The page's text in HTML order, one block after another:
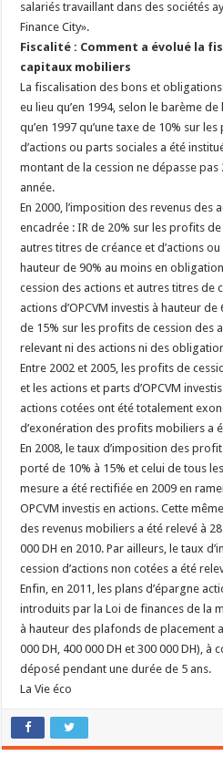
salariés travaillant dans des sociétés
Finance City».
Fiscalité : Comment a évolué la
capitaux mobiliers
La fiscalisation des bons et obligations
eu lieu qu’en 1994, selon le barème de
qu’en 1997 qu’une taxe de 10% sur
d’actions ou parts sociales a été
montant de la cession ne dépasse pas
année.
En 2000, l’imposition des revenus des
encadrée : IR de 20% sur les profits
autres titres de créance et d’actions ou
hauteur de 90% au moins en
cession des actions et autres titres de
actions d’OPCVM investis à hauteur
de 15% sur les profits de cession des
relevant ni des actions ni des
Entre 2002 et 2005, les profits de
et les actions et parts d’OPCVM
actions cotées ont été totalement
d’exonération des profits mobiliers a
En 2008, le taux d’imposition des
porté de 10% à 15% et celui de tous
mesure a été rectifiée en 2009 en
OPCVM investis en actions. Cette
des revenus mobiliers a été relevé à
000 DH en 2010. Par ailleurs, le taux
cession d’actions non cotées a été
Enfin, en 2011, les plans d’épargne
introduits par la Loi de finances de la
à hauteur des plafonds de placement
000 DH, 400 000 DH et 300 000 DH), à
déposé pendant une durée de 5 ans.
La Vie éco